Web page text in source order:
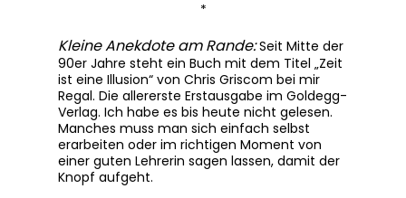
*
Kleine Anekdote am Rande:Seit Mitte der
90er Jahre steht ein Buch mit dem Titel „Zeit
ist eine Illusion“ von Chris Griscom bei mir
Regal. Die allererste Erstausgabe im Goldegg-
Verlag. Ich habe es bis heute nicht gelesen.
Manches muss man sich einfach selbst
erarbeiten oder im richtigen Moment von
einer guten Lehrerin sagen lassen, damit der
Knopf aufgeht.